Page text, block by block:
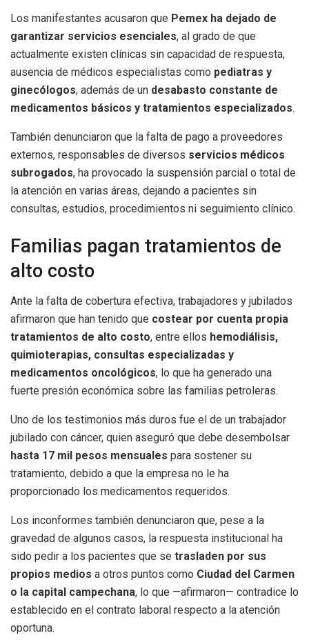
Los manifestantes acusaron que Pemex ha dejado de
garantizar servicios esenciales, al grado de que
actualmente existen clínicas sin capacidad de respuesta,
ausencia de médicos especialistas como pediatras y
ginecólogos, además de un desabasto constante de
medicamentos básicos y tratamientos especializados.
También denunciaron que la falta de pago a proveedores
externos, responsables de diversos servicios médicos
subrogados, ha provocado la suspensión parcial o total de
la atención en varias áreas, dejando a pacientes sin
consultas, estudios, procedimientos ni seguimiento clínico.
Familias pagan tratamientos de
alto costo
Ante la falta de cobertura efectiva, trabajadores y jubilados
afirmaron que han tenido que costear por cuenta propia
tratamientos de alto costo, entre ellos hemodiálisis,
quimioterapias, consultas especializadas y
medicamentos oncológicos, lo que ha generado una
fuerte presión económica sobre las familias petroleras.
Uno de los testimonios más duros fue el de un trabajador
jubilado con cáncer, quien aseguró que debe desembolsar
hasta 17 mil pesos mensuales para sostener su
tratamiento, debido a que la empresa no le ha
proporcionado los medicamentos requeridos.
Los inconformes también denunciaron que, pese a la
gravedad de algunos casos, la respuesta institucional ha
sido pedir a los pacientes que se trasladen por sus
propios medios a otros puntos como Ciudad del Carmen
o la capital campechana, lo que —afirmaron— contradice lo
establecido en el contrato laboral respecto a la atención
oportuna.